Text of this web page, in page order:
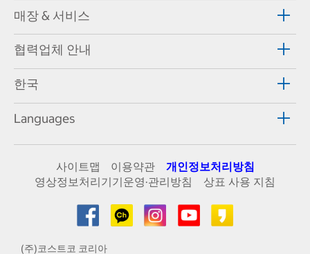
매장 & 서비스
협력업체 안내
한국
Languages
사이트맵 이용약관
개인정보처리방침
영상정보처리기기운영·관리방침
상표 사용 지침
(주)코스트코 코리아